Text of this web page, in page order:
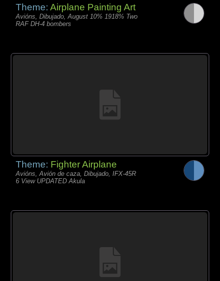
Theme:Airplane Painting Art
Avións, Dibujado, August 10% 1918% Two
RAF DH-4 bombers
Theme: Fighter Airplane
Avións, Avión de caza, Dibujado, IFX-45R
6 View UPDATED Akula